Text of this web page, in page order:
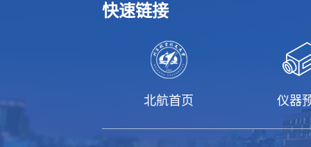
快速链接
北航首页 仪器